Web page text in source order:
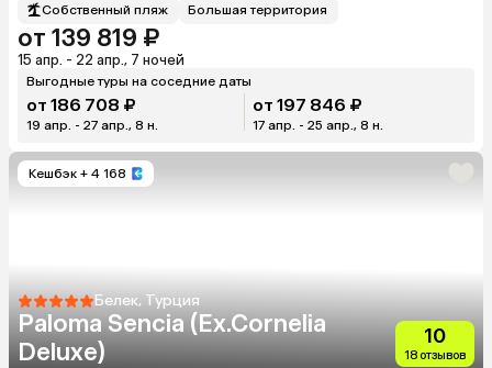
Собственный пляж
Большая территория
от 139 819 ₽
15 апр. - 22 апр., 7 ночей
Выгодные туры на соседние даты
от 186 708 ₽
19 апр. - 27 апр., 8 н.
от 197 846 ₽
17 апр. - 25 апр., 8 н.
Кешбэк + 4 168
Белек, Турция
Paloma Sencia (Ex.Cornelia
Deluxe)
10
18 отзывов